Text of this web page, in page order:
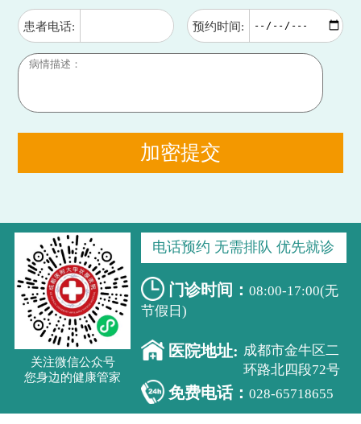
患者电话: 预约时间:
加密提交
关注微信公众号
您身边的健康管家
电话预约 无需排队 优先就诊
门诊时间：08:00-17:00(无
节假日)
医院地址: 成都市金牛区二
环路北四段72号
免费电话：028-65718655